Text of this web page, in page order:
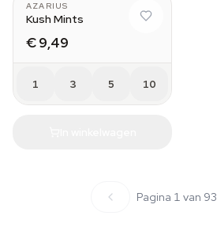
AZARIUS
Kush Mints
€ 9,49
1 3 5 10
Pagina 1 van 93